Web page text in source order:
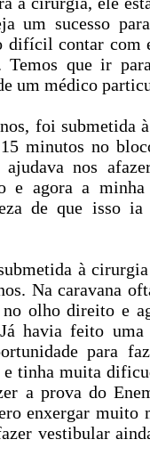
um sucesso
difícil contar com
que ir
um médico
foi submetida
minutos no
nos
e agora a
de que isso ia
à
Na caravana
olho direito e
havia feito
para
tinha muita
a prova do
enxergar muito
vestibular